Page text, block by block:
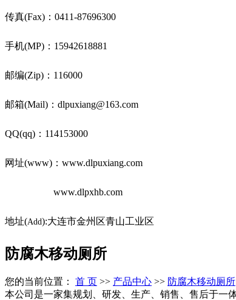
传真(Fax)：0411-87696300
手机(MP)：15942618881
邮编(Zip)：116000
邮箱(Mail)：dlpuxiang@163.com
QQ(qq)：114153000
网址(www)：www.dlpuxiang.com
www.dlpxhb.com
地址(Add):大连市金州区青山工业区
防腐木移动厕所
您的当前位置： 首 页 >> 产品中心 >> 防腐木移动厕所
本公司是一家集规划、研发、生产、销售、售后于一